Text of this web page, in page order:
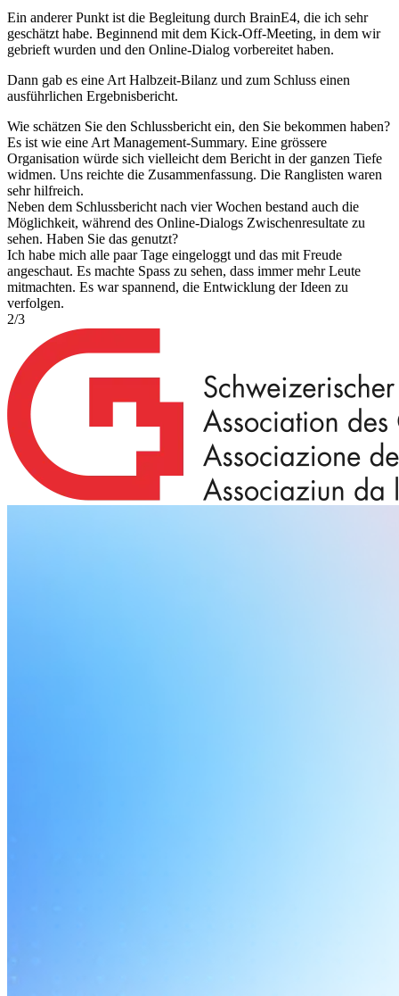
Ein anderer Punkt ist die Begleitung durch BrainE4, die ich sehr
geschätzt habe. Beginnend mit dem Kick-Off-Meeting, in dem wir
gebrieft wurden und den Online-Dialog vorbereitet haben.
Dann gab es eine Art Halbzeit-Bilanz und zum Schluss einen
ausführlichen Ergebnisbericht.
Wie schätzen Sie den Schlussbericht ein, den Sie bekommen haben?
Es ist wie eine Art Management-Summary. Eine grössere
Organisation würde sich vielleicht dem Bericht in der ganzen Tiefe
widmen. Uns reichte die Zusammenfassung. Die Ranglisten waren
sehr hilfreich.
Neben dem Schlussbericht nach vier Wochen bestand auch die
Möglichkeit, während des Online-Dialogs Zwischenresultate zu
sehen. Haben Sie das genutzt?
Ich habe mich alle paar Tage eingeloggt und das mit Freude
angeschaut. Es machte Spass zu sehen, dass immer mehr Leute
mitmachten. Es war spannend, die Entwicklung der Ideen zu
verfolgen.
2/3